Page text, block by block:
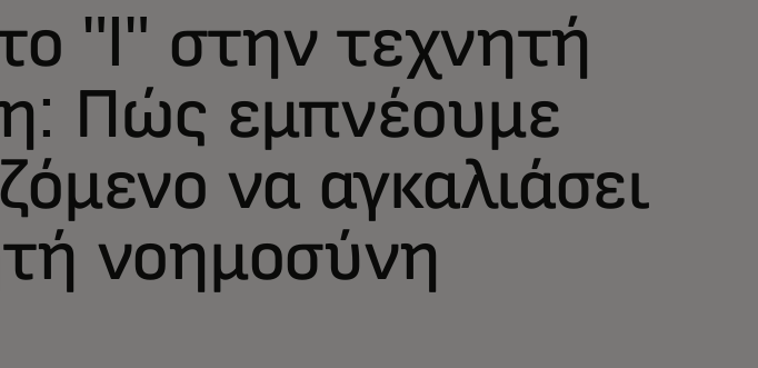
"I" στην τεχνητή
Πώς εμπνέουμε
να αγκαλιάσει
νοημοσύνη